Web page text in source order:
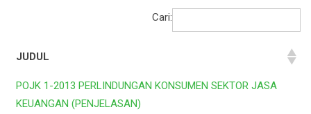
Cari:
JUDUL
POJK 1-2013 PERLINDUNGAN KONSUMEN SEKTOR JASA
KEUANGAN (PENJELASAN)